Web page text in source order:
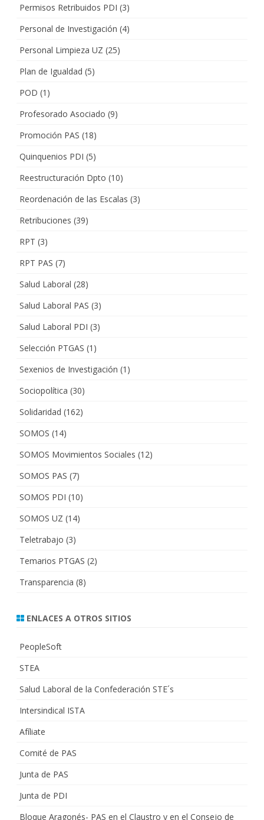
Permisos Retribuidos PDI (3)
Personal de Investigación (4)
Personal Limpieza UZ (25)
Plan de Igualdad (5)
POD (1)
Profesorado Asociado (9)
Promoción PAS (18)
Quinquenios PDI (5)
Reestructuración Dpto (10)
Reordenación de las Escalas (3)
Retribuciones (39)
RPT (3)
RPT PAS (7)
Salud Laboral (28)
Salud Laboral PAS (3)
Salud Laboral PDI (3)
Selección PTGAS (1)
Sexenios de Investigación (1)
Sociopolítica (30)
Solidaridad (162)
SOMOS (14)
SOMOS Movimientos Sociales (12)
SOMOS PAS (7)
SOMOS PDI (10)
SOMOS UZ (14)
Teletrabajo (3)
Temarios PTGAS (2)
Transparencia (8)
ENLACES A OTROS SITIOS
PeopleSoft
STEA
Salud Laboral de la Confederación STE´s
Intersindical ISTA
Afíliate
Comité de PAS
Junta de PAS
Junta de PDI
Bloque Aragonés- PAS en el Claustro y en el Consejo de